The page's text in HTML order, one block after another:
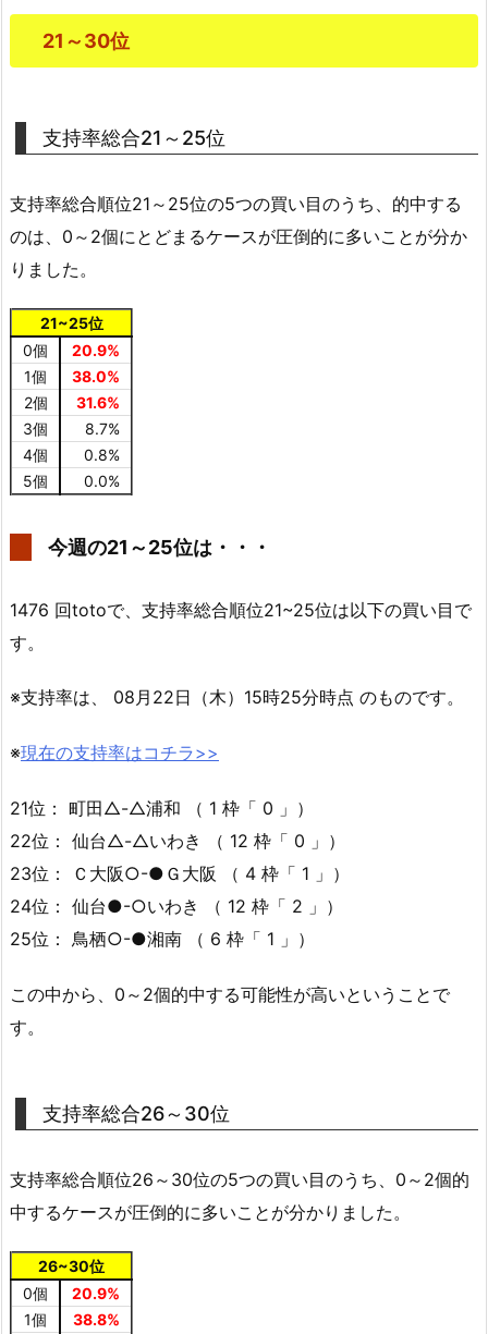
21～30位
支持率総合21～25位
支持率総合順位21～25位の5つの買い目のうち、的中する
のは、0～2個にとどまるケースが圧倒的に多いことが分か
りました。
21~25位
0個
20.9%
1個
38.0%
2個
31.6%
3個
8.7%
4個
0.8%
5個
0.0%
今週の21～25位は・・・
1476 回totoで、支持率総合順位21~25位は以下の買い目で
す。
※支持率は、 08月22日（木）15時25分時点 のものです。
※現在の支持率はコチラ>>
21位： 町田△-△浦和 （ 1 枠「 0 」）
22位： 仙台△-△いわき （ 12 枠「 0 」）
23位： Ｃ大阪○-●Ｇ大阪 （ 4 枠「 1 」）
24位： 仙台●-○いわき （ 12 枠「 2 」）
25位： 鳥栖○-●湘南 （ 6 枠「 1 」）
この中から、0～2個的中する可能性が高いということで
す。
支持率総合26～30位
支持率総合順位26～30位の5つの買い目のうち、0～2個的
中するケースが圧倒的に多いことが分かりました。
26~30位
0個
20.9%
1個
38.8%